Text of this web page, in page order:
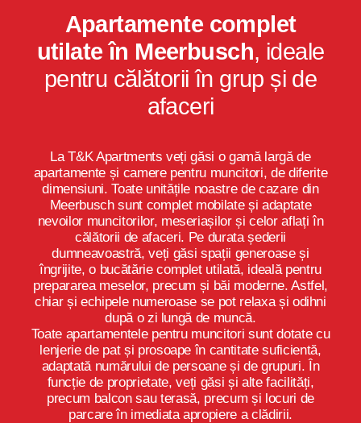
Apartamente complet
utilate în Meerbusch, ideale
pentru călătorii în grup și de
afaceri
La T&K Apartments veți găsi o gamă largă de
apartamente și camere pentru muncitori, de diferite
dimensiuni. Toate unitățile noastre de cazare din
Meerbusch sunt complet mobilate și adaptate
nevoilor muncitorilor, meseriașilor și celor aflați în
călătorii de afaceri. Pe durata șederii
dumneavoastră, veți găsi spații generoase și
îngrijite, o bucătărie complet utilată, ideală pentru
prepararea meselor, precum și băi moderne. Astfel,
chiar și echipele numeroase se pot relaxa și odihni
după o zi lungă de muncă.
Toate apartamentele pentru muncitori sunt dotate cu
lenjerie de pat și prosoape în cantitate suficientă,
adaptată numărului de persoane și de grupuri. În
funcție de proprietate, veți găsi și alte facilități,
precum balcon sau terasă, precum și locuri de
parcare în imediata apropiere a clădirii.